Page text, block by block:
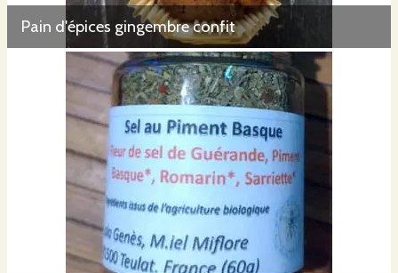
Pain d'épices gingembre confit